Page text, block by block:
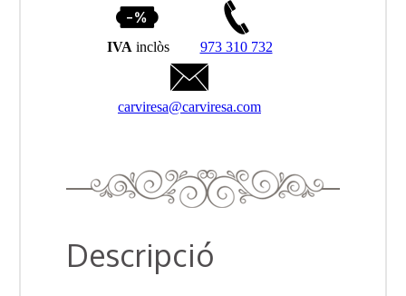
IVA inclòs 973 310 732
carviresa@carviresa.com
Descripció